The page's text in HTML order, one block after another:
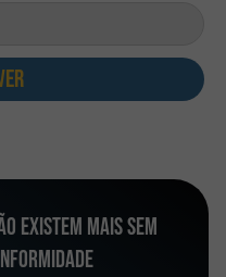
existem mais sem